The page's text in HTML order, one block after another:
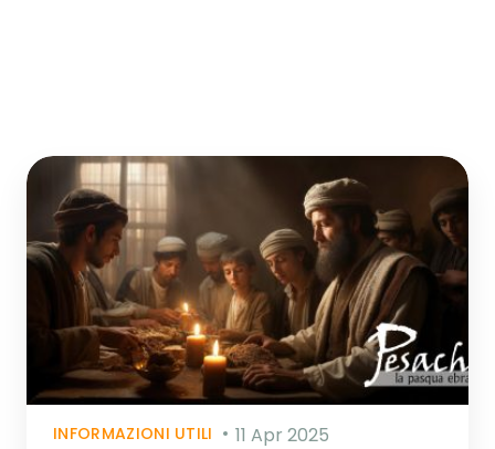
INFORMAZIONI UTILI 11 Apr 2025